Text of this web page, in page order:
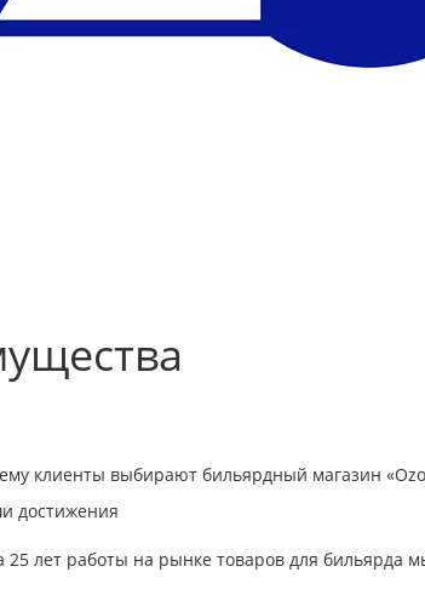
клиенты выбирают бильярдный магазин
достижения
25 лет работы на рынке товаров для бильярда